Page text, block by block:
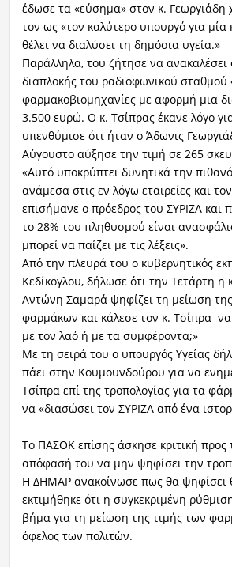
έδωσε τα «εύσημα» στον κ. Γεωργιάδη
τον ως «τον καλύτερο υπουργό για
θέλει να διαλύσει τη δημόσια υγεία.»
Παράλληλα, του ζήτησε να ανακαλέσει
διαπλοκής του ραδιοφωνικού σταθμού
φαρμακοβιομηχανίες με αφορμή μια
3.500 ευρώ. Ο κ. Τσίπρας έκανε λόγο
υπενθύμισε ότι ήταν ο Άδωνις
Αύγουστο αύξησε την τιμή σε 265
«Αυτό υποκρύπτει δυνητικά την
ανάμεσα στις εν λόγω εταιρείες και
επισήμανε ο πρόεδρος του ΣΥΡΙΖΑ και
το 28% του πληθυσμού είναι
μπορεί να παίζει με τις λέξεις».
Από την πλευρά του ο κυβερνητικός
Κεδίκογλου, δήλωσε ότι την Τετάρτη
Αντώνη Σαμαρά ψηφίζει τη μείωση
φαρμάκων και κάλεσε τον κ. Τσίπρα να
με τον λαό ή με τα συμφέροντα;»
Με τη σειρά του ο υπουργός Υγείας
πάει στην Κουμουνδούρου για να
Τσίπρα επί της τροπολογίας για τα
να «διασώσει τον ΣΥΡΙΖΑ από ένα
Tο ΠΑΣΟΚ επίσης άσκησε κριτική προς
απόφασή του να μην ψηφίσει την
Η ΔΗΜΑΡ ανακοίνωσε πως θα ψηφίσει
εκτιμήθηκε ότι η συγκεκριμένη
βήμα για τη μείωση της τιμής των
όφελος των πολιτών.